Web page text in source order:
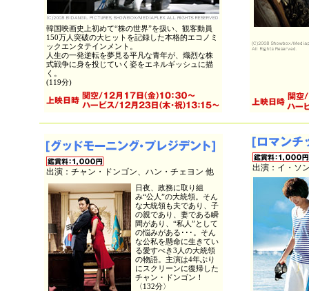
韓国映画史上初めて“株の世界”を扱い、観客動員
150万人突破の大ヒットを記録した本格的エコノミ
ックエンタテインメント。
人生の一発逆転を夢見る平凡な青年が、熾烈な株
式戦争に身を投じていく姿をエネルギッシュに描
く。
(119分)
出演：チャン・ドンゴン、ハン・チェヨン 他
日夜、政務に取り組
み“公人”の大統領。そん
な大統領も夫であり、子
の親であり、妻である瞬
間があり、“私人”として
の悩みがある･･･。そん
な公私を懸命に生きてい
る愛すべき3人の大統領
の物語。主演は4年ぶり
にスクリーンに復帰した
チャン・ドンゴン！
〈132分〉
出演：イ・ソ